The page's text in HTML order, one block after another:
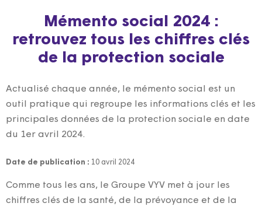
Mémento social 2024 :
retrouvez tous les chiffres clés
de la protection sociale
Actualisé chaque année, le mémento social est un
outil pratique qui regroupe les informations clés et les
principales données de la protection sociale en date
du 1er avril 2024.
Date de publication : 10 avril 2024
Comme tous les ans, le Groupe VYV met à jour les
chiffres clés de la santé, de la prévoyance et de la